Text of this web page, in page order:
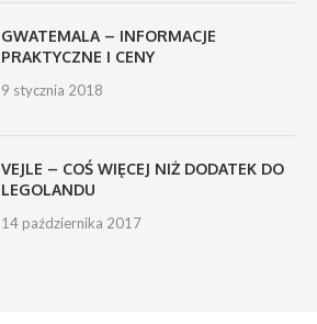
GWATEMALA – INFORMACJE
PRAKTYCZNE I CENY
9 stycznia 2018
VEJLE – COŚ WIĘCEJ NIŻ DODATEK DO
LEGOLANDU
14 października 2017